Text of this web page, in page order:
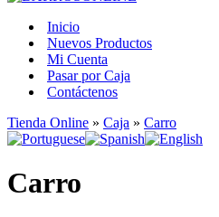
Inicio
Nuevos Productos
Mi Cuenta
Pasar por Caja
Contáctenos
Tienda Online » Caja » Carro
Carro